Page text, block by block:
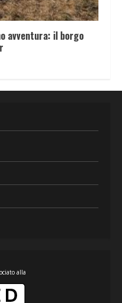
avventura: il borgo
alla